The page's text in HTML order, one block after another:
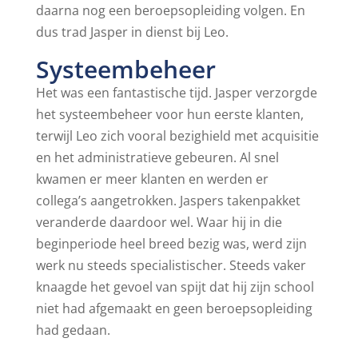
daarna nog een beroepsopleiding volgen. En
dus trad Jasper in dienst bij Leo.
Systeembeheer
Het was een fantastische tijd. Jasper verzorgde
het systeembeheer voor hun eerste klanten,
terwijl Leo zich vooral bezighield met acquisitie
en het administratieve gebeuren. Al snel
kwamen er meer klanten en werden er
collega’s aangetrokken. Jaspers takenpakket
veranderde daardoor wel. Waar hij in die
beginperiode heel breed bezig was, werd zijn
werk nu steeds specialistischer. Steeds vaker
knaagde het gevoel van spijt dat hij zijn school
niet had afgemaakt en geen beroepsopleiding
had gedaan.